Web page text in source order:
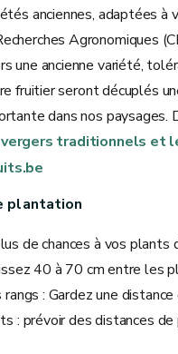
anciennes, adaptées
Agronomiques
une ancienne variété,
fruitier seront décuplés
dans nos
vergers traditionnels et
plantation
de chances à vos
40 à 70 cm entre les
: Gardez une
: prévoir des distances